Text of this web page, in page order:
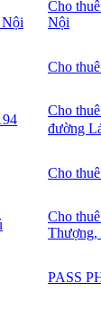
Cho
Nội
Cho
Cho
đường
Cho
Cho
PASS